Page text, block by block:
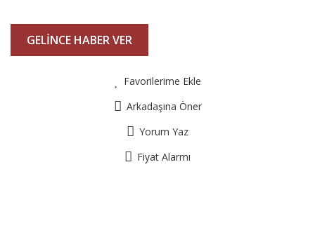
GELİNCE HABER VER
Favorilerime Ekle
Arkadaşına Öner
Yorum Yaz
Fiyat Alarmı